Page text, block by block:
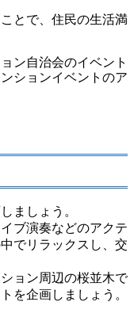
とで、住民の生活満
ン自治会のイベント
ションイベントのア
ましょう。
ブ演奏などのアクテ
でリラックスし、交
ョン周辺の桜並木で
を企画しましょう。